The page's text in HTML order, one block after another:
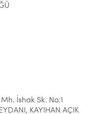
İshak Sk. No:1
KAYIHAN AÇIK